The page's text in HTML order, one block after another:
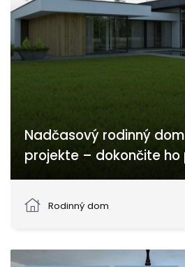
Nadčasový rodinný
projekte – dokončite
Rodinný dom